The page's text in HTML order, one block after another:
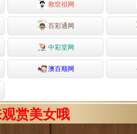
救世祖网
百彩通网
中彩堂网
澳百顺网
赏美女哦